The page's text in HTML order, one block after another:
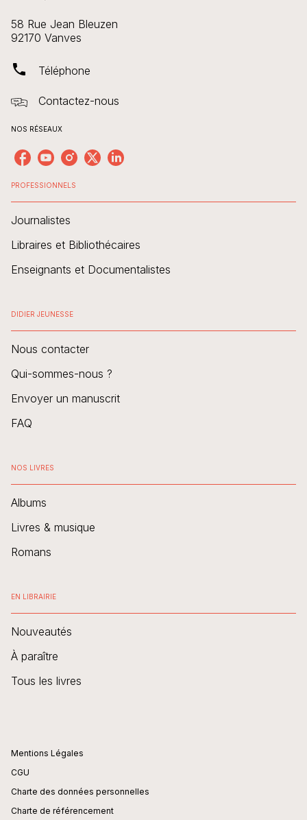
58 Rue Jean Bleuzen
92170 Vanves
phone Téléphone
Contactez-nous
NOS RÉSEAUX
PROFESSIONNELS
Journalistes
Libraires et Bibliothécaires
Enseignants et Documentalistes
DIDIER JEUNESSE
Nous contacter
Qui-sommes-nous ?
Envoyer un manuscrit
FAQ
NOS LIVRES
Albums
Livres & musique
Romans
EN LIBRAIRIE
Nouveautés
À paraître
Tous les livres
Mentions Légales
CGU
Charte des données personnelles
Charte de référencement